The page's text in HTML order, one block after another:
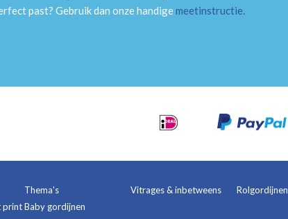
past? Gebruik dan onze handigemeetinstructie.
print
Thema's
Baby gordijnen
Vitrages & inbetweens Rolgordijnen